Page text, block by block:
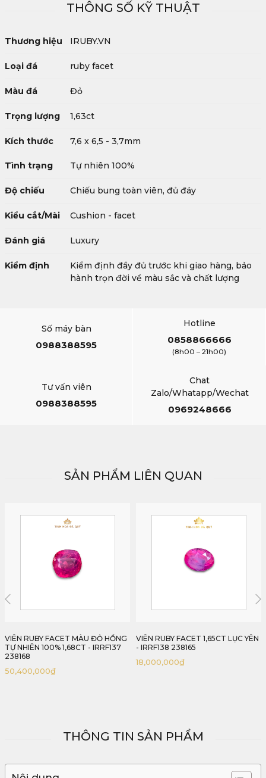
THÔNG SỐ KỸ THUẬT
Thương hiệu IRUBY.VN
Loại đá ruby facet
Màu đá Đỏ
Trọng lượng 1,63ct
Kích thước 7,6 x 6,5 - 3,7mm
Tình trạng Tự nhiên 100%
Độ chiếu Chiếu bung toàn viên, đủ đáy
Kiểu cắt/Mài Cushion - facet
Đánh giá Luxury
Kiểm định
Kiểm định đầy đủ trước khi giao hàng, bảo
hành trọn đời về màu sắc và chất lượng
Số máy bàn
0988388595
Hotline
0858866666
(8h00 – 21h00)
Tư vấn viên
0988388595
Chat
Zalo/Whatapp/Wechat
0969248666
SẢN PHẨM LIÊN QUAN
VIÊN RUBY FACET 1,65CT LỤC YÊN
- IRRF138 238165
18,000,000
VIÊN RUBY FACET MÀU ĐỎ HUYẾT
LỤC YÊN 2,13CT - IRRF139 238213
THÔNG TIN SẢN PHẨM